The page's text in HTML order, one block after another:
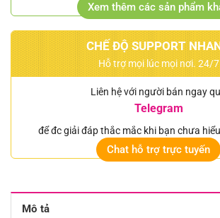
Xem thêm các sản phẩm
CHẾ ĐỘ SUPPORT
Hỗ trợ mọi lúc mọi nơi. 24/7
Liên hệ với người bán ngay
Telegram
để đc giải đáp thắc mắc khi bạn chưa
Chat hỗ trợ trực tuyến
Mô tả